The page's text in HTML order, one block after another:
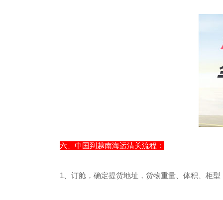
六、中国到越南海运清关流程：
1、订舱，确定提货地址，货物重量、体积、柜